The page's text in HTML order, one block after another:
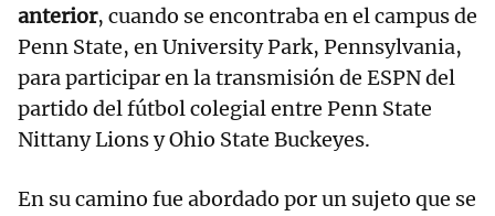
anterior, cuando se encontraba en el campus de
Penn State, en University Park, Pennsylvania,
para participar en la transmisión de ESPN del
partido del fútbol colegial entre Penn State
Nittany Lions y Ohio State Buckeyes.
En su camino fue abordado por un sujeto que se